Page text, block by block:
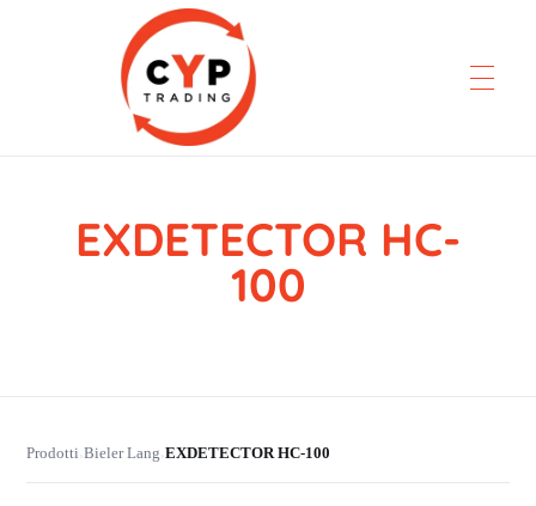
CYP Trading
Professionelle Ersatzteilbeschaffung
EXDETECTOR HC-
100
Prodotti›Bieler Lang›EXDETECTOR HC-100